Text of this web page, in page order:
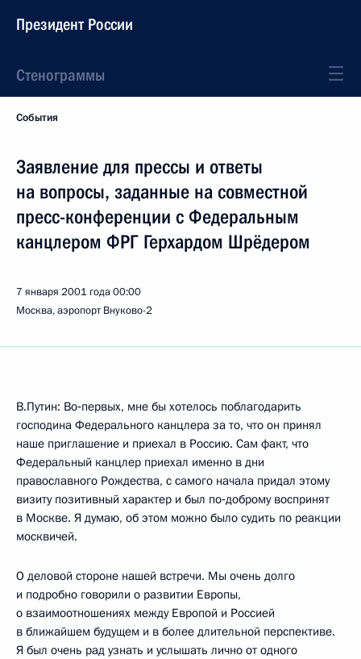
Президент России
Стенограммы
События
Заявление для прессы и ответы
на вопросы, заданные на совместной
пресс-конференции с Федеральным
канцлером ФРГ Герхардом Шрёдером
7 января 2001 года00:00
Москва, аэропорт Внуково-2
В.Путин: Во‑первых, мне бы хотелось поблагодарить
господина Федерального канцлера за то, что он принял
наше приглашение и приехал в Россию. Сам факт, что
Федеральный канцлер приехал именно в дни
православного Рождества, с самого начала придал этому
визиту позитивный характер и был по‑доброму воспринят
в Москве. Я думаю, об этом можно было судить по реакции
москвичей.
О деловой стороне нашей встречи. Мы очень долго
и подробно говорили о развитии Европы,
о взаимоотношениях между Европой и Россией
в ближайшем будущем и в более длительной перспективе.
Я был очень рад узнать и услышать лично от одного